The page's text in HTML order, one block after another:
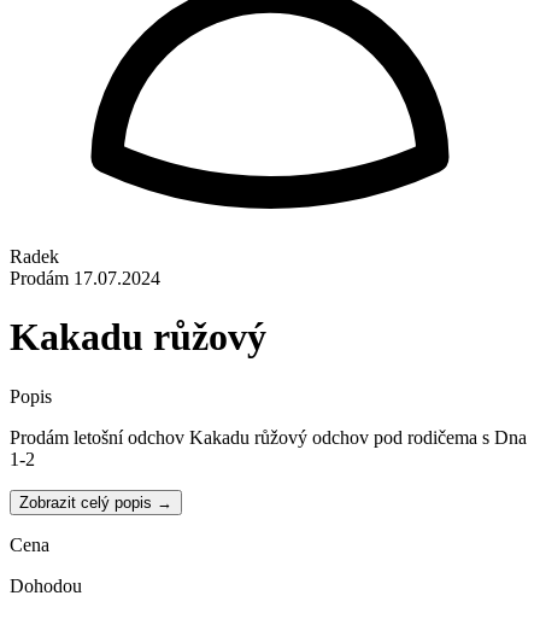
Radek
Prodám 17.07.2024
Kakadu růžový
Popis
Prodám letošní odchov Kakadu růžový odchov pod rodičema s Dna
1-2
Zobrazit celý popis →
Cena
Dohodou